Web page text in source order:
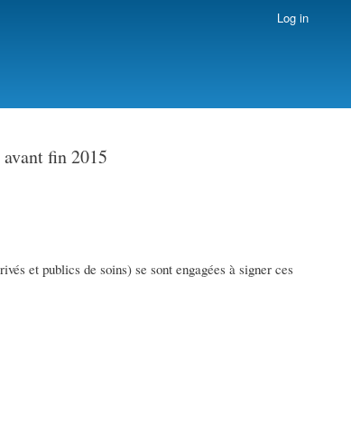
Log in
fin 2015
et publics de soins) se sont engagées à signer ces